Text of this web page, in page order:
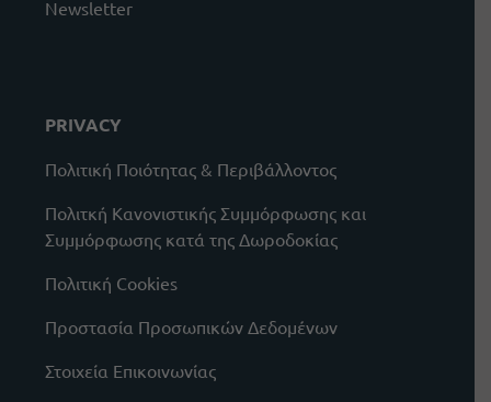
Newsletter
PRIVACY
Πολιτική Ποιότητας & Περιβάλλοντος
Πολιτκή Κανονιστικής Συμμόρφωσης και
Συμμόρφωσης κατά της Δωροδοκίας
Πολιτική Cookies
Προστασία Προσωπικών Δεδομένων
Στοιχεία Επικοινωνίας